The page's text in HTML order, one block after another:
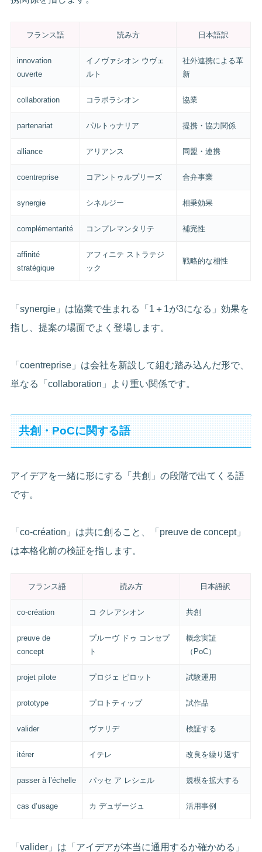
フランス語 読み方 日本語訳
innovation
ouverte
イノヴァシオン ウヴェ
ルト
社外連携による革
新
collaboration コラボラシオン 協業
partenariat パルトゥナリア 提携・協力関係
alliance アリアンス 同盟・連携
coentreprise コアントゥルプリーズ 合弁事業
synergie シネルジー 相乗効果
complémentarité コンプレマンタリテ 補完性
affinité
stratégique
アフィニテ ストラテジ
ック
戦略的な相性
「synergie」は協業で生まれる「1＋1が3になる」効果を
指し、提案の場面でよく登場します。
「coentreprise」は会社を新設して組む踏み込んだ形で、
単なる「collaboration」より重い関係です。
共創・PoCに関する語
アイデアを一緒に形にする「共創」の段階で出てくる語
です。
「co-création」は共に創ること、「preuve de concept」
は本格化前の検証を指します。
フランス語 読み方 日本語訳
co-création コ クレアシオン 共創
preuve de
concept
プルーヴ ドゥ コンセプ
ト
概念実証
（PoC）
projet pilote プロジェ ピロット 試験運用
prototype プロトティップ 試作品
valider ヴァリデ 検証する
itérer イテレ 改良を繰り返す
passer à l’échelle パッセ ア レシェル 規模を拡大する
cas d’usage カ デュザージュ 活用事例
「valider」は「アイデアが本当に通用するか確かめる」